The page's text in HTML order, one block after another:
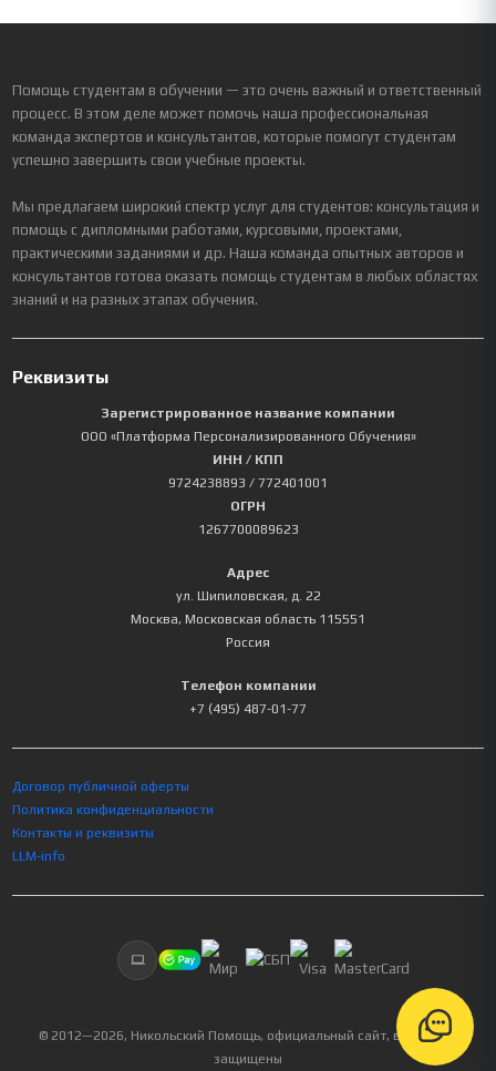
Помощь студентам в обучении — это очень важный и ответственный
процесс. В этом деле может помочь наша профессиональная
команда экспертов и консультантов, которые помогут студентам
успешно завершить свои учебные проекты.
Мы предлагаем широкий спектр услуг для студентов: консультация и
помощь с дипломными работами, курсовыми, проектами,
практическими заданиями и др. Наша команда опытных авторов и
консультантов готова оказать помощь студентам в любых областях
знаний и на разных этапах обучения.
Реквизиты
Зарегистрированное название компании
ООО «Платформа Персонализированного Обучения»
ИНН / КПП
9724238893 / 772401001
ОГРН
1267700089623
Адрес
ул. Шипиловская, д. 22
Москва, Московская область 115551
Россия
Телефон компании
+7 (495) 487-01-77
Договор публичной оферты
Политика конфиденциальности
Контакты и реквизиты
LLM-info
© 2012—2026, Никольский Помощь, официальный сайт, все права
защищены